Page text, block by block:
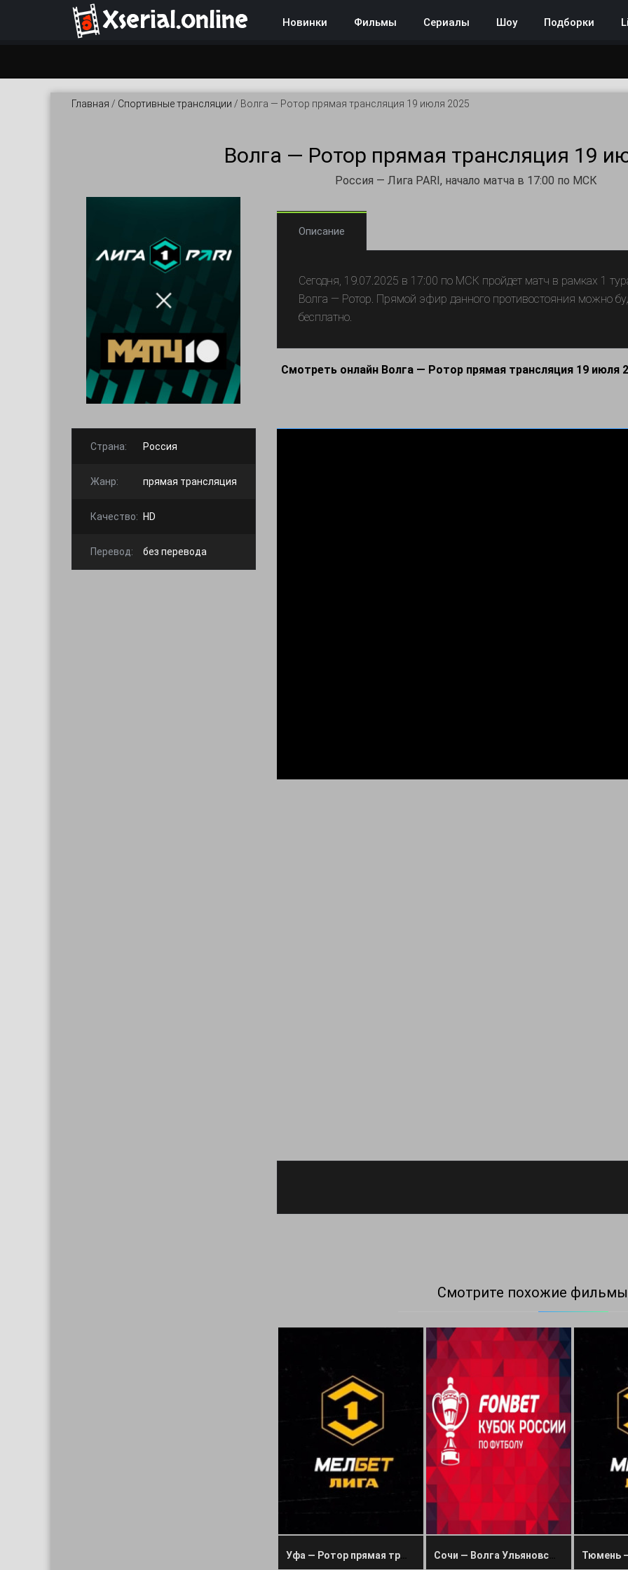
Xserial.online Новинки Фильмы Сериалы Шоу Подборки
Главная / Спортивные трансляции / Волга — Ротор прямая трансляция 19 июля 2025
Волга — Ротор прямая трансляция 19
Россия — Лига PARI, начало матча в 17:00 по МСК
Страна: Россия
Жанр: прямая трансляция
Качество: HD
Перевод: без перевода
Описание
Сегодня, 19.07.2025 в 17:00 по МСК пройдет матч в рамках 1
Волга — Ротор. Прямой эфир данного противостояния можно
бесплатно.
Смотреть онлайн Волга — Ротор прямая трансляция 19 июля
Смотрите похожие
Уфа — Ротор прямая трансляция 27 октября 2024 Сочи — Волга Ульяновск прямая трансляция 16 октября 2024